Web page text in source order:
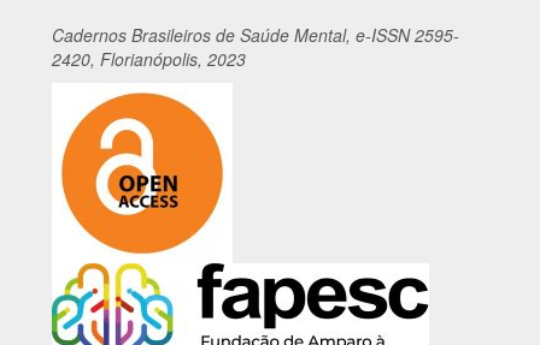
Cadernos Brasileiros de Saúde Mental, e-ISSN 2595-
2420, Florianópolis, 2023